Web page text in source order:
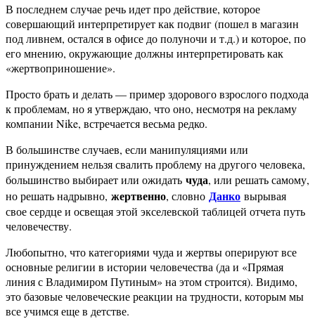
В последнем случае речь идет про действие, которое
совершающий интерпретирует как подвиг (пошел в магазин
под ливнем, остался в офисе до полуночи и т.д.) и которое, по
его мнению, окружающие должны интерпретировать как
«жертвоприношение».
Просто брать и делать — пример здорового взрослого подхода
к проблемам, но я утверждаю, что оно, несмотря на рекламу
компании Nike, встречается весьма редко.
В большинстве случаев, если манипуляциями или
принуждением нельзя свалить проблему на другого человека,
большинство выбирает или ожидать чуда, или решать самому,
но решать надрывно, жертвенно, словно Данко вырывая
свое сердце и освещая этой экселевской таблицей отчета путь
человечеству.
Любопытно, что категориями чуда и жертвы оперируют все
основные религии в истории человечества (да и «Прямая
линия с Владимиром Путиным» на этом строится). Видимо,
это базовые человеческие реакции на трудности, которым мы
все учимся еще в детстве.